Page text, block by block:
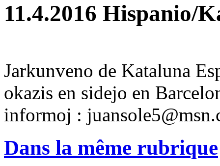
11.4.2016 Hispanio/
Jarkunveno de Kataluna
okazis en sidejo en
informoj :
Dans la même rubrique